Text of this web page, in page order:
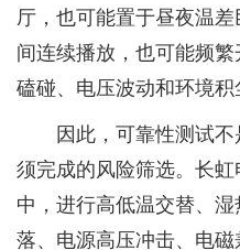
厅，也可能置于昼夜温
间连续播放，也可能频繁
磕碰、电压波动和环境积
因此，可靠性测试
须完成的风险筛选。长
中，进行高低温交替、
落、电源高压冲击、电